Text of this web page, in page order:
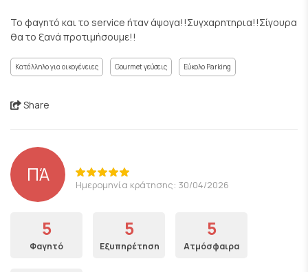
Το φαγητό και το service ήταν άψογα!!Συγχαρητηρια!!Σίγουρα
θα το ξανά προτιμήσουμε!!
Κατάλληλο για οικογένειες Gourmet γεύσεις Εύκολο Parking
Share
ΠΆ Ημερομηνία κράτησης: 30/04/2026
5
Φαγητό
5
Εξυπηρέτηση
5
Ατμόσφαιρα